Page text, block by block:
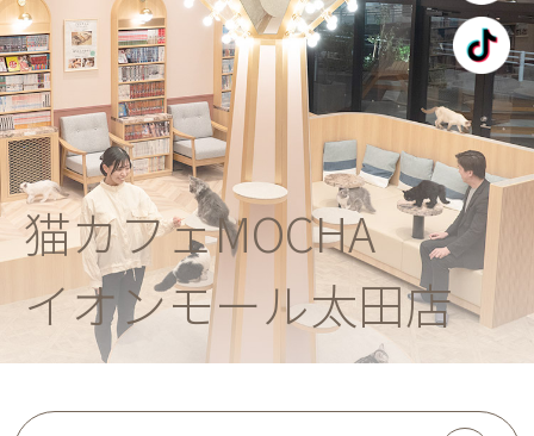
猫カフェMOCHA
イオンモール太田店